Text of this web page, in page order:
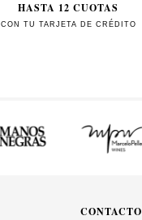
HASTA 12 CUOTAS
CON TU TARJETA DE CRÉDITO
CONTACTO